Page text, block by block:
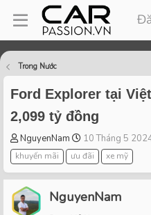
Trong Nước
Ford Explorer tại
2,099 tỷ đồng
T
h
r
e
a
d
NguyenNam
S
t
a
r
t
10 Tháng 5
khuyến mãi
ưu đãi xe mỹ
NguyenNam